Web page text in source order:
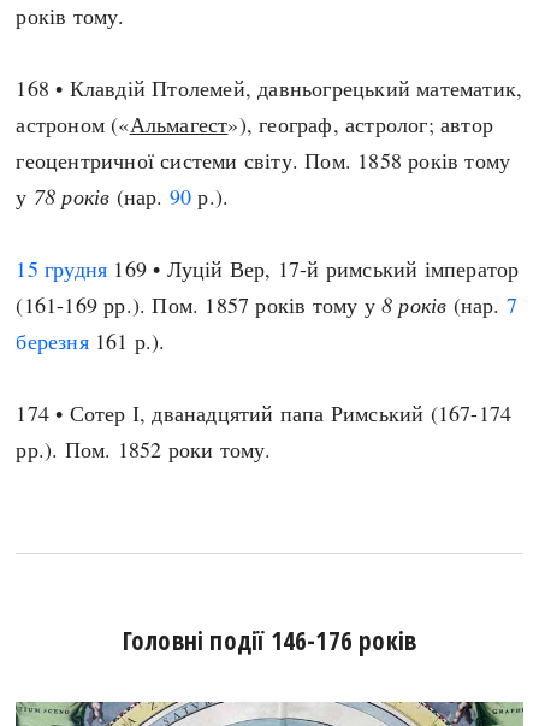
років тому.
168 • Клавдій Птолемей, давньогрецький математик,
астроном («Альмагест»), географ, астролог; автор
геоцентричної системи світу. Пом. 1858 років тому
у 78 років (нар. 90 р.).
15 грудня 169 • Луцій Вер, 17-й римський імператор
(161-169 рр.). Пом. 1857 років тому у8 років (нар. 7
березня161 р.).
174 • Сотер І, дванадцятий папа Римський (167-174
рр.). Пом. 1852 роки тому.
Головні події 146-176 років